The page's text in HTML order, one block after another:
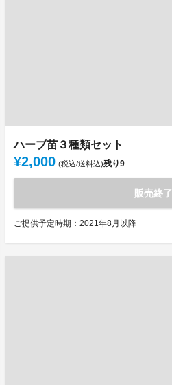
ハーブ苗３種類セット
¥2,000 (税込/送料込)残り9
販売終了
ご提供予定時期：2021年8月以降